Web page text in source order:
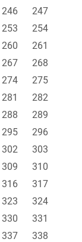
246
247
253
254
260
261
267
268
274
275
281
282
288
289
295
296
302
303
309
310
316
317
323
324
330
331
337
338